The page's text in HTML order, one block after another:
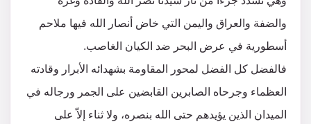
والضفة والعراق واليمن التي خاض أنصار الله فيها ملاحم
أسطورية في عرض البحر ضد الكيان الغاصب.
فالفضل كل الفضل لمحور المقاومة بشهدائه الأبرار وقادته
العظماء وجرحاه الصابرين القابضين على الجمر ورجاله في
الميدان الذين يؤيدهم حتى الله بنصره، ولا ثناء إلاّ على